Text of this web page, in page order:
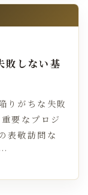
敗しない基
りがちな失敗
要なプロジ
表敬訪問な